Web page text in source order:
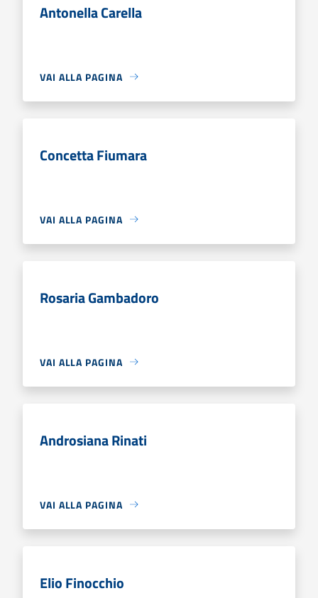
Antonella Carella
VAI ALLA PAGINA
Concetta Fiumara
VAI ALLA PAGINA
Rosaria Gambadoro
VAI ALLA PAGINA
Androsiana Rinati
VAI ALLA PAGINA
Elio Finocchio